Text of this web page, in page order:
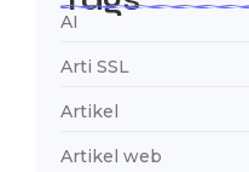
AI
Arti SSL
Artikel
Artikel web